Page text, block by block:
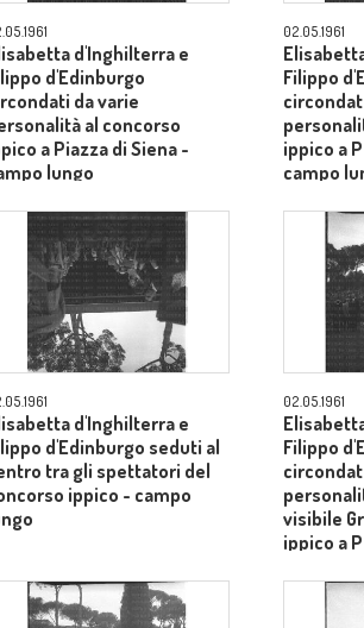
d'Inghilterra e
d'Edinburgo
da varie
al concorso
a Piazza di Siena -
lungo
02.05.1961
Filippo
ippico a
campo
d'Inghilterra e
d'Edinburgo seduti al
tra gli spettatori del
ippico - campo
02.05.1961
Filippo
visibile
ippico a